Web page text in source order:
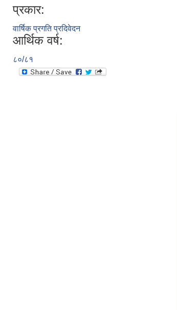
प्रकार:
वार्षिक प्रगति प्रदिवेदन
आर्थिक वर्ष:
८०/८१